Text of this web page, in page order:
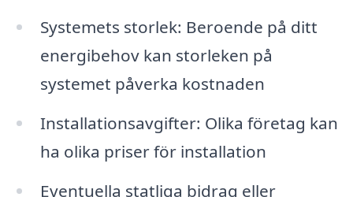
Systemets storlek: Beroende på ditt
energibehov kan storleken på
systemet påverka kostnaden
Installationsavgifter: Olika företag kan
ha olika priser för installation
Eventuella statliga bidrag eller